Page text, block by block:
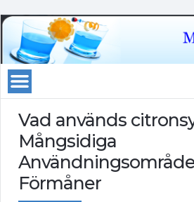
Vad används
Mångsidiga
Förmåner